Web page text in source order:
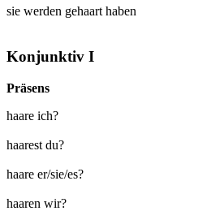
sie werden gehaart haben
Konjunktiv I
Präsens
haare ich?
haarest du?
haare er/sie/es?
haaren wir?